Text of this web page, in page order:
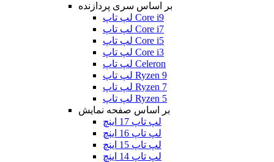
بر اساس سری پردازنده
لپ تاپ Core i9
لپ تاپ Core i7
لپ تاپ Core i5
لپ تاپ Core i3
لپ تاپ Celeron
لپ تاپ Ryzen 9
لپ تاپ Ryzen 7
لپ تاپ Ryzen 5
بر اساس صفحه نمایش
لپ تاپ 17 اینچ
لپ تاپ 16 اینچ
لپ تاپ 15 اینچ
لپ تاپ 14 اینچ